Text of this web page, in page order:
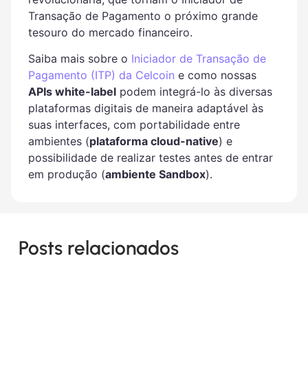
Transação de Pagamento o próximo grande
tesouro do mercado financeiro.
Saiba mais sobre o Iniciador de Transação de
Pagamento (ITP) da Celcoin e como nossas
APIs white-labelpodem integrá-lo às diversas
plataformas digitais de maneira adaptável às
suas interfaces, com portabilidade entre
ambientes (plataforma cloud-native) e
possibilidade de realizar testes antes de entrar
em produção (ambiente Sandbox).
Posts relacionados